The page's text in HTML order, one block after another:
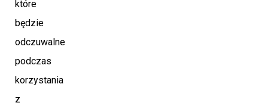
które
będzie
odczuwalne
podczas
korzystania
z